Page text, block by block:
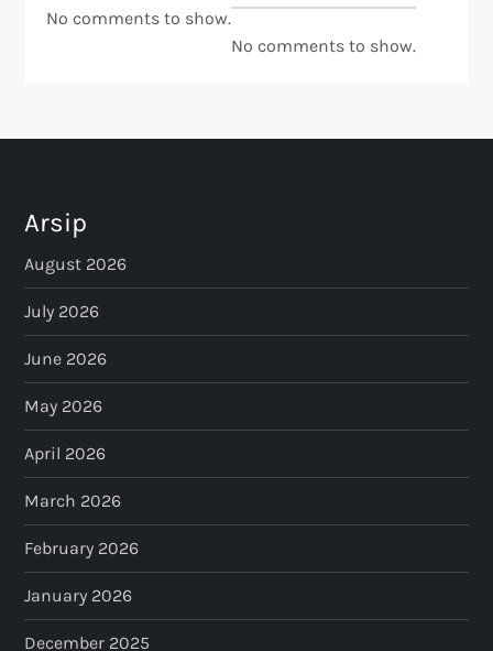
No comments to show.
No comments to show.
Arsip
August 2026
July 2026
June 2026
May 2026
April 2026
March 2026
February 2026
January 2026
December 2025